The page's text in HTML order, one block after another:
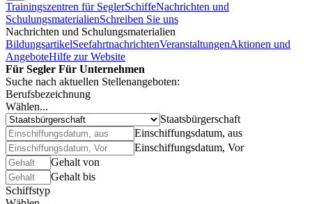
Trainingszentren für SeglerSchiffeNachrichten und
SchulungsmaterialienSchreiben Sie uns
Nachrichten und Schulungsmaterialien
BildungsartikelSeefahrtnachrichtenVeranstaltungenAktionen und
AngeboteHilfe zur Website
Für Segler Für Unternehmen
Suche nach aktuellen Stellenangeboten:
Berufsbezeichnung
Wählen...
Staatsbürgerschaft
Einschiffungsdatum, aus
Einschiffungsdatum, Vor
Gehalt von
Gehalt bis
Schiffstyp